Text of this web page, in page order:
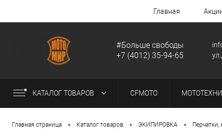
Главная
#Больше свободы
+7 (4012) 35-94-65
КАТАЛОГ ТОВАРОВ CFMOTO
Главная страница • Каталог товаров • ЭКИПИРОВКА • Перчатки,